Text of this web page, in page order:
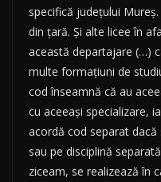
specifică judeţului
din ţară. Şi alte licee în
această departajare (…)
multe formaţiuni de
cod înseamnă că au
cu aceeaşi specializare,
acordă cod separat
sau pe disciplină
ziceam, se realizează în